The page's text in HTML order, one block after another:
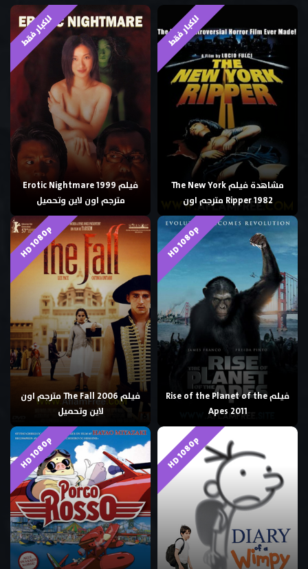
للكبار فقط
مشاهدة فيلم The New York
Ripper 1982 مترجم اون
للكبار فقط
فيلم Erotic Nightmare 1999
مترجم اون لاين وتحميل
HD 1080p
فيلم Rise of the Planet of the
Apes 2011
HD 1080p
فيلم The Fall 2006 مترجم اون
لاين وتحميل
HD 1080p
HD 1080p